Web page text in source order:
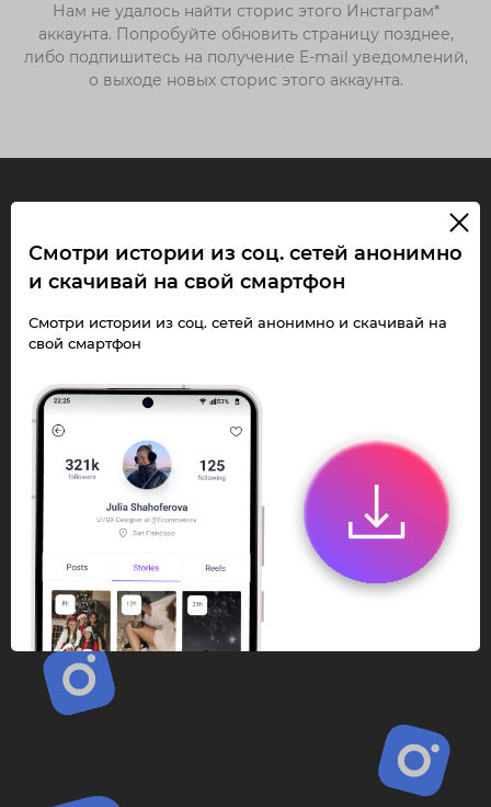
Нам не удалось найти сторис этого Инстаграм*
аккаунта. Попробуйте обновить страницу позднее,
либо подпишитесь на получение E-mail уведомлений,
о выходе новых сторис этого аккаунта.
Смотри Stories и
скачивай Reels без
ограничений!
Переходи в ИнстаПай бот - смотри и
Stories
анонимно в чате
или Telegram-приложении.
Быстро, просто и удобно.
Перейти к боту
Смотри истории из соц. сетей анонимно
и скачивай на свой смартфон
Смотри истории из соц. сетей анонимно и скачивай на
свой смартфон